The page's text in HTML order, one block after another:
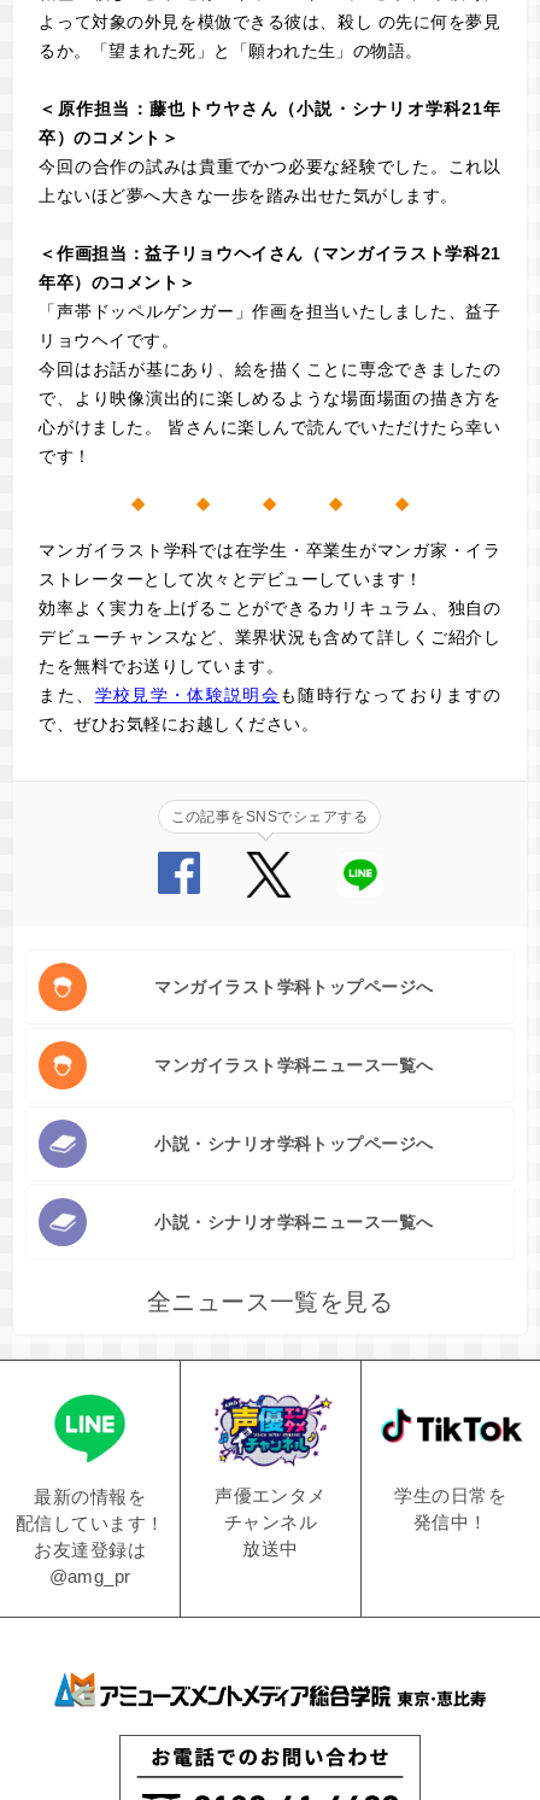
よって対象の外見を模倣できる彼は、殺し の先に何を夢見
るか。「望まれた死」と「願われた生」の物語。
＜原作担当：藤也トウヤさん（小説・シナリオ学科21年
卒）のコメント＞
今回の合作の試みは貴重でかつ必要な経験でした。これ以
上ないほど夢へ大きな一歩を踏み出せた気がします。
＜作画担当：益子リョウヘイさん（マンガイラスト学科21
年卒）のコメント＞
「声帯ドッペルゲンガー」作画を担当いたしました、益子
リョウヘイです。
今回はお話が基にあり、絵を描くことに専念できましたの
で、より映像演出的に楽しめるような場面場面の描き方を
心がけました。 皆さんに楽しんで読んでいただけたら幸い
です！
◆ ◆ ◆ ◆ ◆
マンガイラスト学科では在学生・卒業生がマンガ家・イラ
ストレーターとして次々とデビューしています！
効率よく実力を上げることができるカリキュラム、独自の
デビューチャンスなど、業界状況も含めて詳しくご紹介し
たを無料でお送りしています。
また、 学校見学・体験説明会も随時行なっておりますの
で、ぜひお気軽にお越しください。
この記事をSNSでシェアする
マンガイラスト学科トップページへ
マンガイラスト学科ニュース一覧へ
小説・シナリオ学科トップページへ
小説・シナリオ学科ニュース一覧へ
全ニュース一覧を見る
最新の情報を
配信しています！
お友達登録は
@amg_pr
声優エンタメ
チャンネル
放送中
学生の日常を
発信中！